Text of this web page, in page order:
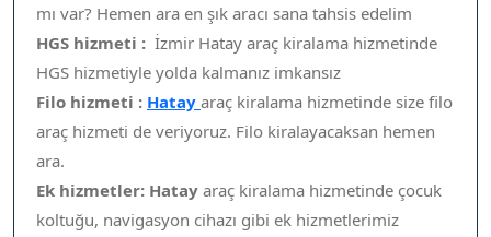
mı var? Hemen ara en şık aracı sana tahsis edelim
HGS hizmeti : İzmir Hatay araç kiralama hizmetinde
HGS hizmetiyle yolda kalmanız imkansız
Filo hizmeti : Hatay araç kiralama hizmetinde size filo
araç hizmeti de veriyoruz. Filo kiralayacaksan hemen
ara.
Ek hizmetler: Hatay araç kiralama hizmetinde çocuk
koltuğu, navigasyon cihazı gibi ek hizmetlerimiz